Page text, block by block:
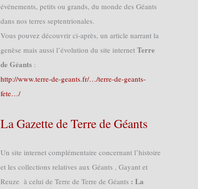
événements, petits ou grands, du monde des Géants
dans nos terres septentrionales.
Vous pouvez découvrir ci-après, un article narrant la
genèse mais aussi l’évolution du site internet Terre
de Géants :
http://www.terre-de-geants.fr/…/terre-de-geants-
fete…/
La Gazette de Terre de Géants
Un site internet complémentaire concernant l’histoire
et les collections relatives aux Géants , Gayant et
Reuze à celui de Terre de Terre de Géants : La